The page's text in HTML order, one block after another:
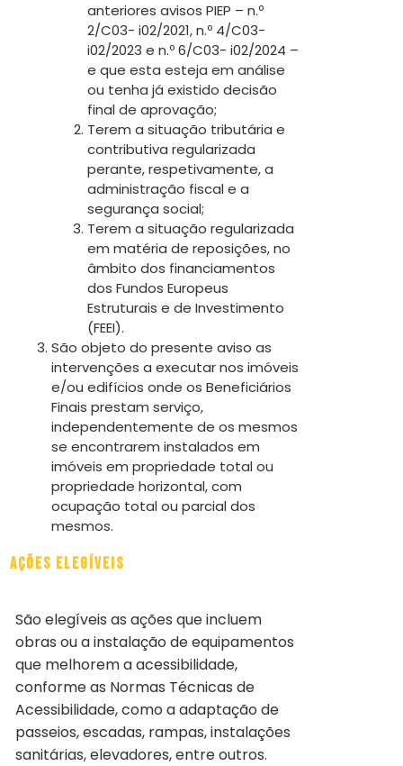
anteriores avisos PIEP – n.º
2/C03- i02/2021, n.º 4/C03-
i02/2023 e n.º 6/C03- i02/2024 –
e que esta esteja em análise
ou tenha já existido decisão
final de aprovação;
Terem a situação tributária e
contributiva regularizada
perante, respetivamente, a
administração fiscal e a
segurança social;
Terem a situação regularizada
em matéria de reposições, no
âmbito dos financiamentos
dos Fundos Europeus
Estruturais e de Investimento
(FEEI).
São objeto do presente aviso as
intervenções a executar nos imóveis
e/ou edifícios onde os Beneficiários
Finais prestam serviço,
independentemente de os mesmos
se encontrarem instalados em
imóveis em propriedade total ou
propriedade horizontal, com
ocupação total ou parcial dos
mesmos.
Ações Elegíveis
São elegíveis as ações que incluem
obras ou a instalação de equipamentos
que melhorem a acessibilidade,
conforme as Normas Técnicas de
Acessibilidade, como a adaptação de
passeios, escadas, rampas, instalações
sanitárias, elevadores, entre outros.